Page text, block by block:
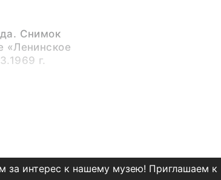
Снимок
«Ленинское
г.
за интерес к нашему музею! Приглашаем к